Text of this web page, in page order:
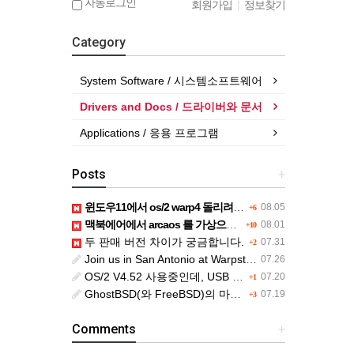
자동로그인 회원가입 | 정보찾기
Category
System Software / 시스템소프트웨어
Drivers and Docs / 드라이버와 문서
Applications / 응용 프로그램
+
Posts
+6 08.05
윈도우11에서 os/2 warp4 돌리려면....
+10 08.01
맥북에어에서 arcaos 를 가상으로 돌릴려면 어떻게 해야 하는 지요?
+2 07.31
두 판매 버전 차이가 궁금합니다.
07.26
Join us in San Antonio at Warpstock 2026
+1 07.20
OS/2 V4.52 사용중인데, USB drive 사용 가능한지요?
+3 07.19
GhostBSD(와 FreeBSD)의 마우스 문제
+
Comments